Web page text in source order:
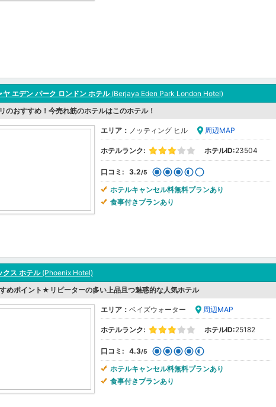
ヤ エデン パーク ロンドン ホテル(Berjaya Eden Park London Hotel)
のおすすめ！今売れ筋のホテルはこのホテル！
エリア： ノッティング ヒル 周辺MAP
ホテルランク: ホテルID:23504
口コミ: 3.2/5
ホテルキャンセル料無料プランあり
食事付きプランあり
クス ホテル(Phoenix Hotel)
めポイント★リピーターの多い上品且つ魅惑的な人気ホテル
エリア： ベイズウォーター 周辺MAP
ホテルランク: ホテルID:25182
口コミ: 4.3/5
ホテルキャンセル料無料プランあり
食事付きプランあり